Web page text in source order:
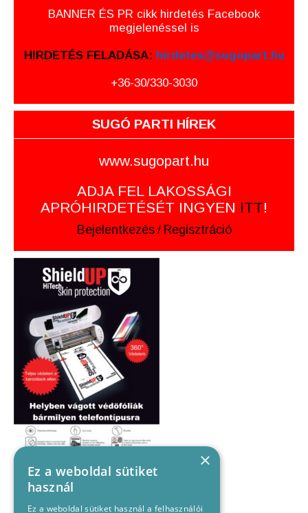
BANNER ÉS PR cikk hirdetés Facebook
megjelenéssel is
HIRDETÉS FELADÁSA: hirdetes@sugopart.hu
+36-30/330-3030
SUGÓ PARTI HÍREK
www.sugopart.hu
ADJA FEL LAKOSSÁGI
APRÓHIRDETÉSÉT INGYEN ITT!
Bejelentkezés / Regisztráció
×
Ez a weboldal sütiket
használ
Ez a weboldal sütiket használ a felhasználói